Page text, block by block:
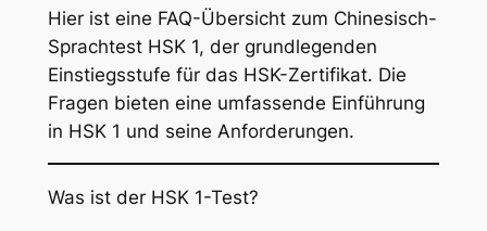
Hier ist eine FAQ-Übersicht zum Chinesisch-
Sprachtest HSK 1, der grundlegenden
Einstiegsstufe für das HSK-Zertifikat. Die
Fragen bieten eine umfassende Einführung
in HSK 1 und seine Anforderungen.
Was ist der HSK 1-Test?